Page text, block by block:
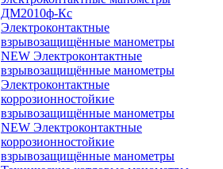
ДМ2010ф-Кс
Электроконтактные
взрывозащищённые манометры
NEW Электроконтактные
взрывозащищённые манометры
Электроконтактные
коррозионностойкие
взрывозащищённые манометры
NEW Электроконтактные
коррозионностойкие
взрывозащищённые манометры